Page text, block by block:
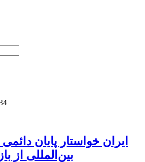
ایران خواستار پایان
بین‌المللی از